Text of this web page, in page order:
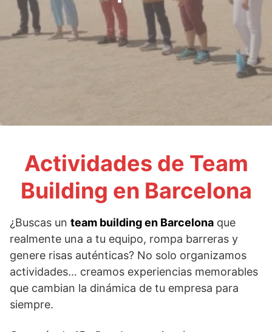
Actividades de Team
Building en Barcelona
¿Buscas un team building en Barcelona que
realmente una a tu equipo, rompa barreras y
genere risas auténticas? No solo organizamos
actividades… creamos experiencias memorables
que cambian la dinámica de tu empresa para
siempre.